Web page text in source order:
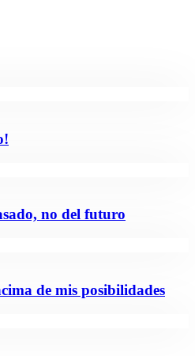
no del futuro
de mis posibilidades